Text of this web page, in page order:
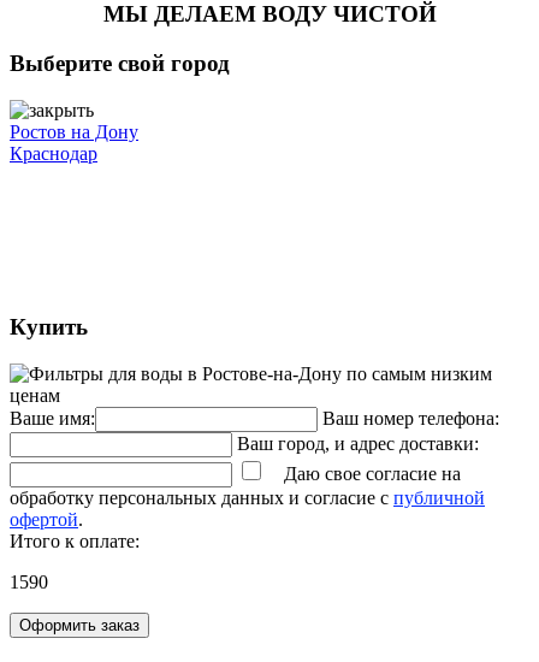
МЫ ДЕЛАЕМ ВОДУ ЧИСТОЙ
Выберите свой город
Ростов на Дону
Краснодар
Купить
Ваше имя:
Ваш номер телефона:
Ваш город, и адрес доставки:
Даю свое согласие на
обработку персональных данных и согласие с публичной
офертой.
Итого к оплате:
1590
Оформить заказ